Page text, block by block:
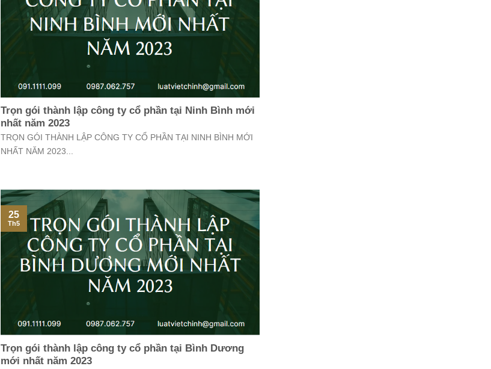
Trọn gói thành lập công ty cổ phần tại Ninh Bình mới
nhất năm 2023
TRỌN GÓI THÀNH LẬP CÔNG TY CỔ PHẦN TẠI NINH BÌNH MỚI
NHẤT NĂM 2023...
Trọn gói thành lập công ty cổ phần tại Bình Dương
mới nhất năm 2023
25
Th5